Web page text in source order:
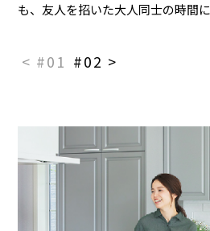
も、友人を招いた大人同士の時間
< #01 #02 >